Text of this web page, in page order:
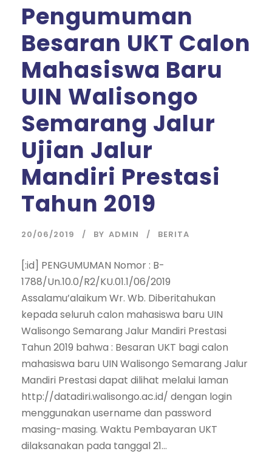
Pengumuman
Besaran UKT Calon
Mahasiswa Baru
UIN Walisongo
Semarang Jalur
Ujian Jalur
Mandiri Prestasi
Tahun 2019
20/06/2019 BY ADMIN BERITA
[:id] PENGUMUMAN Nomor : B-
1788/Un.10.0/R2/KU.01.1/06/2019
Assalamu’alaikum Wr. Wb. Diberitahukan
kepada seluruh calon mahasiswa baru UIN
Walisongo Semarang Jalur Mandiri Prestasi
Tahun 2019 bahwa : Besaran UKT bagi calon
mahasiswa baru UIN Walisongo Semarang Jalur
Mandiri Prestasi dapat dilihat melalui laman
http://datadiri.walisongo.ac.id/ dengan login
menggunakan username dan password
masing-masing. Waktu Pembayaran UKT
dilaksanakan pada tanggal 21...